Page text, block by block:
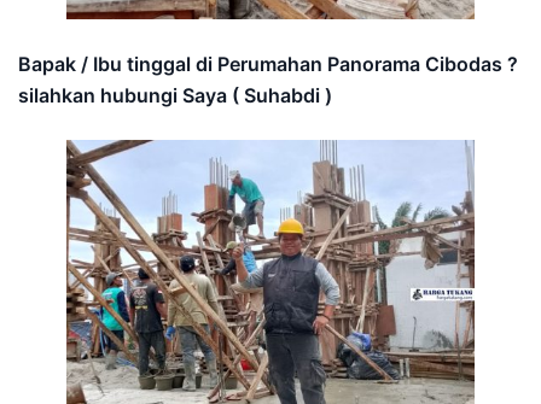
Bapak / Ibu tinggal di Perumahan Panorama Cibodas ?
silahkan hubungi Saya ( Suhabdi )